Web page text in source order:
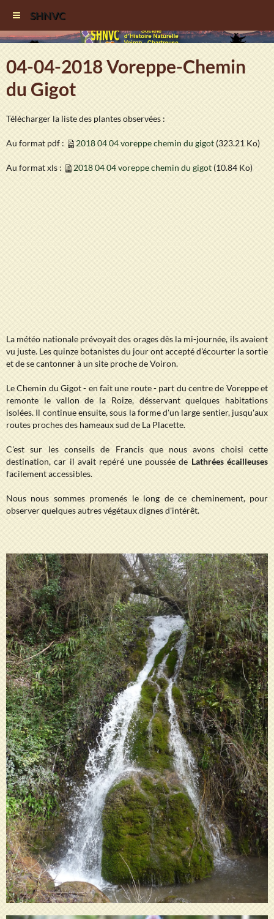
SHNVC
04-04-2018 Voreppe-Chemin
du Gigot
Télécharger la liste des plantes observées :
Au format pdf : 2018 04 04 voreppe chemin du gigot(323.21 Ko)
Au format xls : 2018 04 04 voreppe chemin du gigot(10.84 Ko)
La météo nationale prévoyait des orages dès la mi-journée, ils avaient
vu juste. Les quinze botanistes du jour ont accepté d'écourter la sortie
et de se cantonner à un site proche de Voiron.
Le Chemin du Gigot - en fait une route - part du centre de Voreppe et
remonte le vallon de la Roize, désservant quelques habitations
isolées. Il continue ensuite, sous la forme d'un large sentier, jusqu'aux
routes proches des hameaux sud de La Placette.
C'est sur les conseils de Francis que nous avons choisi cette
destination, car il avait repéré une poussée deLathrées écailleuses
facilement accessibles.
Nous nous sommes promenés le long de ce cheminement, pour
observer quelques autres végétaux dignes d'intérêt.